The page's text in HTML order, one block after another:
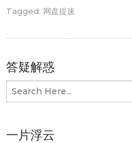
Tagged: 网盘提速
答疑解惑
一片浮云